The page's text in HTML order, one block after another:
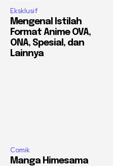
Eksklusif
Mengenal Istilah
Format Anime OVA,
ONA, Spesial, dan
Lainnya
Comik
Manga Himesama